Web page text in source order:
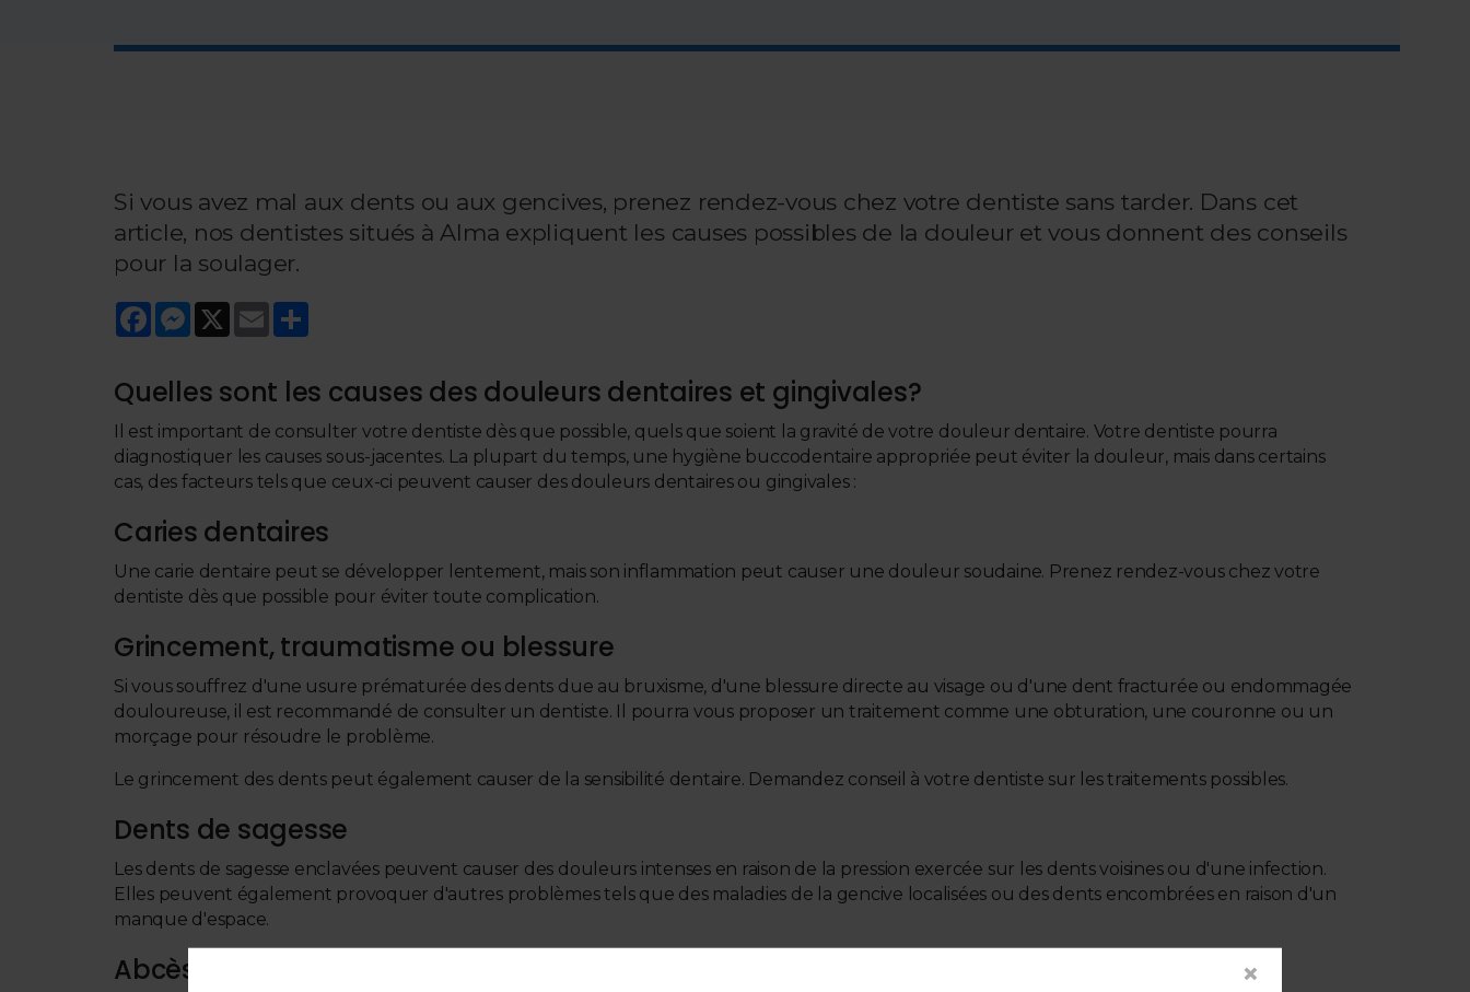
Si vous avez mal aux dents ou aux gencives, prenez rendez-vous chez votre dentiste sans tarder. Dans cet
article, nos dentistes situés à Alma expliquent les causes possibles de la douleur et vous donnent des conseils
pour la soulager.
FacebookMessenger
X Email
Quelles sont les causes des douleurs dentaires et gingivales?
Il est important de consulter votre dentiste dès que possible, quels que soient la gravité de votre douleur dentaire. Votre dentiste pourra
diagnostiquer les causes sous-jacentes. La plupart du temps, une hygiène buccodentaire appropriée peut éviter la douleur, mais dans certains
cas, des facteurs tels que ceux-ci peuvent causer des douleurs dentaires ou gingivales :
Caries dentaires
Une carie dentaire peut se développer lentement, mais son inflammation peut causer une douleur soudaine. Prenez rendez-vous chez votre
dentiste dès que possible pour éviter toute complication.
Grincement, traumatisme ou blessure
Si vous souffrez d'une usure prématurée des dents due au bruxisme, d'une blessure directe au visage ou d'une dent fracturée ou endommagée
douloureuse, il est recommandé de consulter un dentiste. Il pourra vous proposer un traitement comme une obturation, une couronne ou un
morçage pour résoudre le problème.
Le grincement des dents peut également causer de la sensibilité dentaire. Demandez conseil à votre dentiste sur les traitements possibles.
Dents de sagesse
Les dents de sagesse enclavées peuvent causer des douleurs intenses en raison de la pression exercée sur les dents voisines ou d'une infection.
Elles peuvent également provoquer d'autres problèmes tels que des maladies de la gencive localisées ou des dents encombrées en raison d'un
manque d'espace.
Abcès dentaire ×